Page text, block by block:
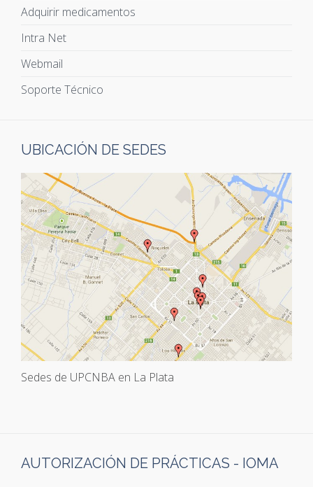
Adquirir medicamentos
Intra Net
Webmail
Soporte Técnico
UBICACIÓN DE SEDES
Sedes de UPCNBA en La Plata
AUTORIZACIÓN DE PRÁCTICAS - IOMA